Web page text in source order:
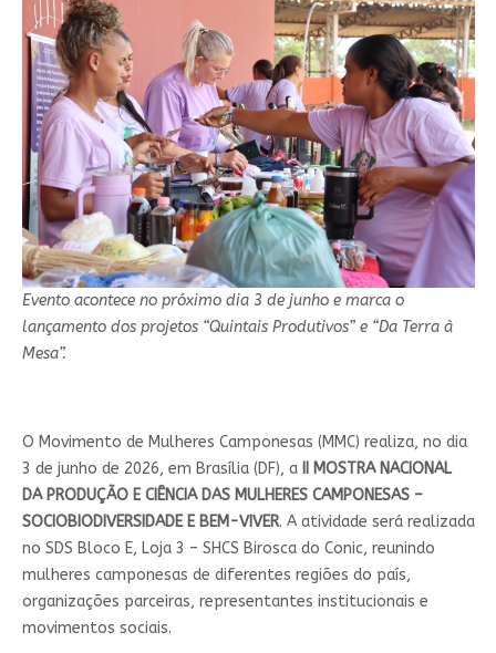
Evento acontece no próximo dia 3 de junho e marca o
lançamento dos projetos “Quintais Produtivos” e “Da Terra à
Mesa”.
O Movimento de Mulheres Camponesas (MMC) realiza, no dia
3 de junho de 2026, em Brasília (DF), a
II MOSTRA NACIONAL
DA PRODUÇÃO E CIÊNCIA DAS MULHERES CAMPONESAS –
SOCIOBIODIVERSIDADE E BEM-VIVER. A atividade será realizada
no SDS Bloco E, Loja 3 – SHCS Birosca do Conic, reunindo
mulheres camponesas de diferentes regiões do país,
organizações parceiras, representantes institucionais e
movimentos sociais.